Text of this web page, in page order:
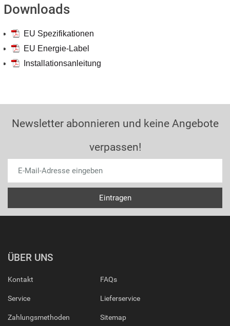
Downloads
EU Spezifikationen
EU Energie-Label
Installationsanleitung
Newsletter abonnieren und keine Angebote
verpassen!
ÜBER UNS
Kontakt
Service
Zahlungsmethoden
FAQs
Lieferservice
Sitemap